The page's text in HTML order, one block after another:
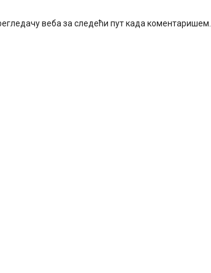
веба за следећи пут када коментаришем.